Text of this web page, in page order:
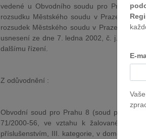
vedené u Obvodního soudu pro Prahu 8
rozsudku Městského soudu v Praze ze
rozsudek Městského soudu v Praze ze
usnesení ze dne 7. ledna 2002, č. j. 23 Co
dalšímu řízení.
Z odůvodnění :
Obvodní soud pro Prahu 8 (soud prvního
71/2000-56, ve vztahu k žalované
příslušenstvím, III. kategorie, v domě na
E-